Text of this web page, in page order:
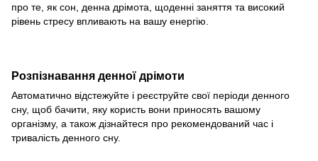
про те, як сон, денна дрімота, щоденні заняття та високий
рівень стресу впливають на вашу енергію.
Розпізнавання денної дрімоти
Автоматично відстежуйте і реєструйте свої періоди денного
сну, щоб бачити, яку користь вони приносять вашому
організму, а також дізнайтеся про рекомендований час і
тривалість денного сну.